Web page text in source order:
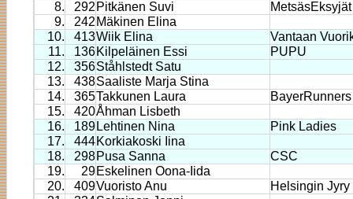
8.
292 Pitkänen Suvi
MetsäsEksyjät
9.
242 Mäkinen Elina
10.
413Wiik Elina
Vantaan
11.
136 Kilpeläinen Essi
PUPU
12.
356Ståhlstedt Satu
13.
438Saaliste Marja Stina
14.
365Takkunen Laura
BayerRunners
15.
420Åhman Lisbeth
16.
189 Lehtinen Nina
Pink Ladies
17.
444 Korkiakoski Iina
18.
298 Pusa Sanna
CSC
19.
29 Eskelinen Oona-Iida
20.
409Vuoristo Anu
Helsingin Jyry